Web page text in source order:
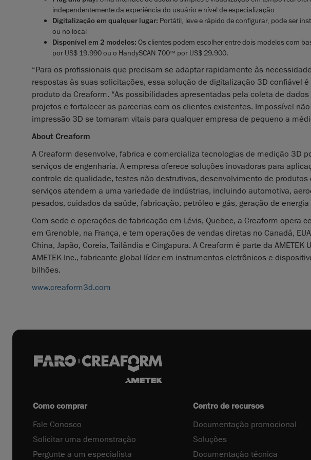
independentemente da experiência do usuário e nível de especialização
Digitalização em qualquer lugar: Portátil, leve e rápido de configurar, pode ser
ou no local
Disponível em 2 modelos: Os clientes podem escolher entre dois modelos com
por US$ 19.990 ou o HandySCAN 700TM por US$ 29.900.
“Para os profissionais que precisam se adaptar rapidamente às
respostas às suas solicitações, essa solução de digitalização 3D confiável
produto da Creaform. “As possibilidades apresentadas pela coleta de
projetos e fortalecer as parcerias com os clientes existentes. Impossível
impressão 3D se tornaram vitais para qualquer empresa de pequeno a
About Creaform
A Creaform desenvolve, fabrica e comercializa tecnologias de medição 3D
serviços de engenharia. A empresa oferece soluções inovadoras para
controle de qualidade, testes não destrutivos, desenvolvimento de produtos
serviços atendem a uma variedade de indústrias, incluindo automotiva,
pesados, cuidados da saúde, fabricação, petróleo e gás, geração de
Com sede e operações de fabricação em Lévis, Quebec, a Creaform opera
em Grenoble, na França, e tem operações de vendas diretas no Canadá,
China, Japão, Coreia, Tailândia e Cingapura. A Creaform é parte da
AMETEK Inc., fabricante global líder em instrumentos eletrônicos e
bilhões.
www.creaform3d.com
Como comprar
Fale Conosco
Solicitar uma demonstração
Pergunte a um especialista
Centro de recursos
Documentação promocional
Soluções
Documentação técnica